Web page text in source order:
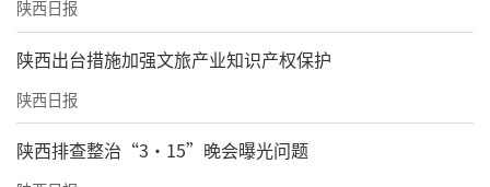
陕西日报
​陕西出台措施加强文旅产业知识产权保护
陕西日报
陕西排查整治“3·15”晚会曝光问题